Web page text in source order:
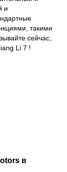
и
такими
сейчас,
Li 7 !
в